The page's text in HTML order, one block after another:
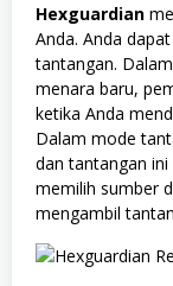
Hexguardian
Anda. Anda
tantangan.
menara baru,
ketika Anda
Dalam mode
dan tantangan
memilih sumber
mengambil